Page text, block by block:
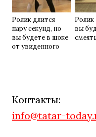
Ролик длится
пару секунд, но
вы будете в шоке
от увиденного
Ролик
вы
Контакты:
info@tatar-